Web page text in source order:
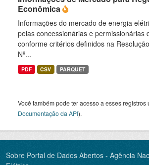
Econômica
Informações do mercado de energia
pelas concessionárias e permissionárias
conforme critérios definidos na
Nº...
PDF CSV PARQUET
Você também pode ter acesso a esses registros
Documentação da API).
Sobre Portal de Dados Abertos - Agência